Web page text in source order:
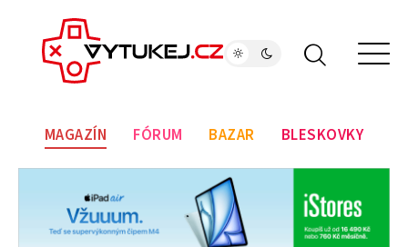
MAGAZÍN FÓRUM BAZAR BLESKOVKY